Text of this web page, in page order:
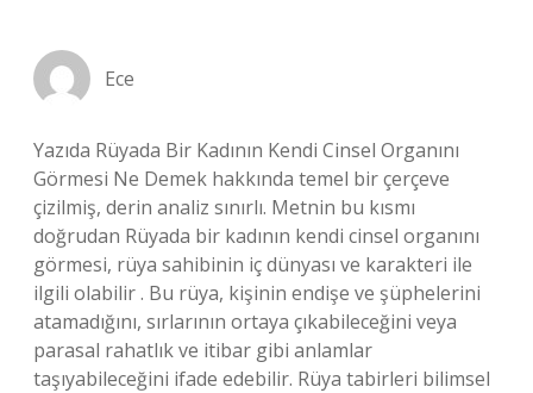
Ece
Yazıda Rüyada Bir Kadının Kendi Cinsel Organını
Görmesi Ne Demek hakkında temel bir çerçeve
çizilmiş, derin analiz sınırlı. Metnin bu kısmı
doğrudan Rüyada bir kadının kendi cinsel organını
görmesi, rüya sahibinin iç dünyası ve karakteri ile
ilgili olabilir . Bu rüya, kişinin endişe ve şüphelerini
atamadığını, sırlarının ortaya çıkabileceğini veya
parasal rahatlık ve itibar gibi anlamlar
taşıyabileceğini ifade edebilir. Rüya tabirleri bilimsel